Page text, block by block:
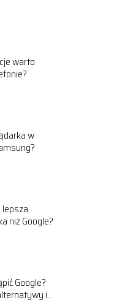
warto
w
niż Google?
Google?
i